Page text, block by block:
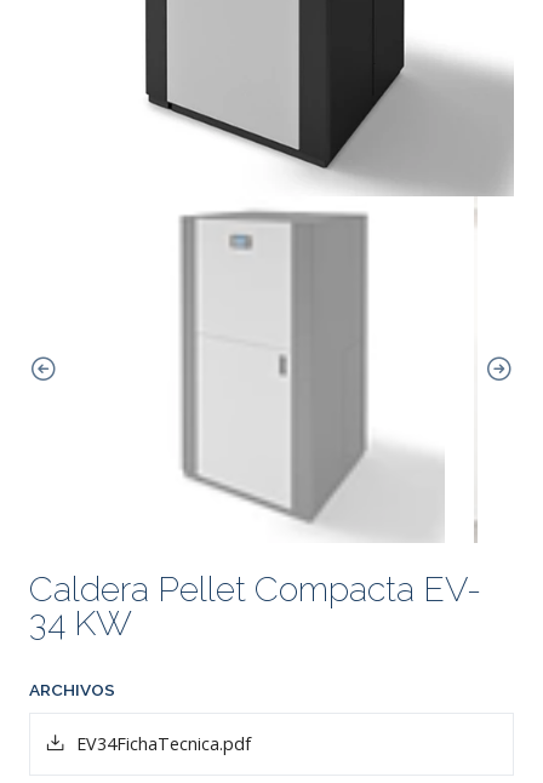
Caldera Pellet Compacta EV-
34 KW
ARCHIVOS
EV34FichaTecnica.pdf